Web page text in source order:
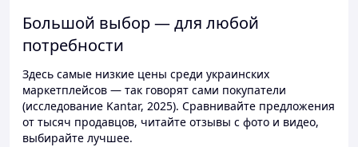
Большой выбор — для любой
потребности
Здесь самые низкие цены среди украинских
маркетплейсов — так говорят сами покупатели
(исследование Kantar, 2025). Сравнивайте предложения
от тысяч продавцов, читайте отзывы с фото и видео,
выбирайте лучшее.